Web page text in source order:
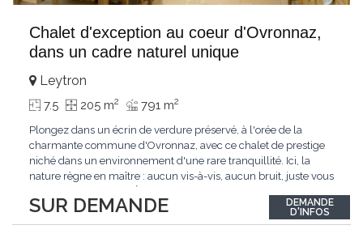
Chalet d'exception au coeur d'Ovronnaz,
dans un cadre naturel unique
SUR DEMANDE
Leytron
7.5 205 m2 791 m2
Plongez dans un écrin de verdure préservé, à l'orée de la
charmante commune d'Ovronnaz, avec ce chalet de prestige
niché dans un environnement d'une rare tranquillité. Ici, la
nature règne en maître : aucun vis-à-vis, aucun bruit, juste vous
par ses finitions de très haut standing et ses matériaux nobles.
Le bois de mélèze...
DEMANDE
D'INFOS